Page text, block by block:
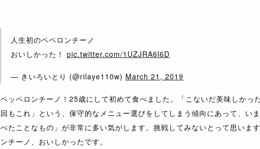
人生初のペペロンチーノ
おいしかった！ pic.twitter.com/1UZJRA6l6D
— きいろいとり (@rilaye110w) March 21, 2019
ペッペロンチーノ！25歳にして初めて食べました。「こないだ美味しかっ
回もこれ」という、保守的なメニュー選びをしてしまう傾向にあって、い
べたことなもの」が非常に多い気がします。挑戦してみないとって思いま
ンチーノ、おいしかったです。